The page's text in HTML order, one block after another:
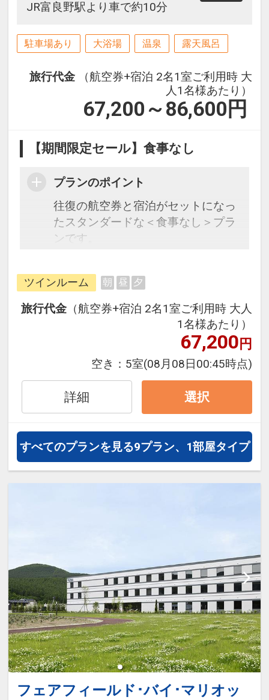
JR富良野駅より車で約10分
駐車場あり 大浴場 温泉 露天風呂
旅行代金
（航空券+宿泊 2名1室ご利用時 大
人1名様あたり）
67,200～86,600 円
【期間限定セール】食事なし
プランのポイント
往復の航空券と宿泊がセットになっ
たスタンダードな＜食事なし＞プラ
ンです。
できるダイナミックパッケージだか
ら、一都市滞在はもちろん周遊旅行
にも最適！
旅行期間中の1泊だけの宿泊や延
泊・飛び泊なども自由自在です。
フライトは、安心のJAL（または
JALグループ）確約！フライトマイ
ル50%貯まります。
オプションでレンタカーや現地交
通・体験プランなどの追加（同時予
約）が可能なプランもございます。
ツインルーム 朝 昼 夕
旅行代金 （航空券+宿泊 2名1室ご利用時 大人
1名様あたり）
67,200円
空き： 5室(08月08日00:45時点)
詳細 選択
すべてのプランを見る9プラン、1部屋タイプ
フェアフィールド･バイ･マリオッ